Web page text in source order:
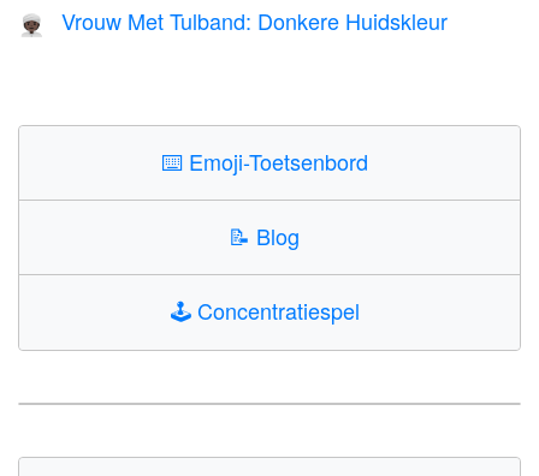
👳🏿‍♀️ Vrouw Met Tulband: Donkere Huidskleur
⌨️ Emoji-Toetsenbord
📝 Blog
🕹️Concentratiespel